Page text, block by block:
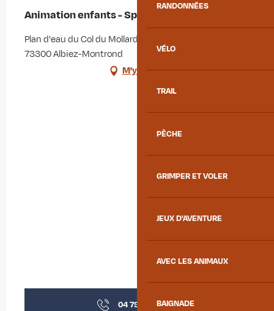
RANDONNÉES
VÉLO
TRAIL
PÊCHE
GRIMPER ET VOLER
JEUX D'AVENTURE
AVEC LES ANIMAUX
BAIGNADE
Animation enfants - Splash Run
Plan d'eau du Col du Mollard, 51 chemin du Loup,
73300 Albiez-Montrond
M'y rendre
04 79 59 30▒▒